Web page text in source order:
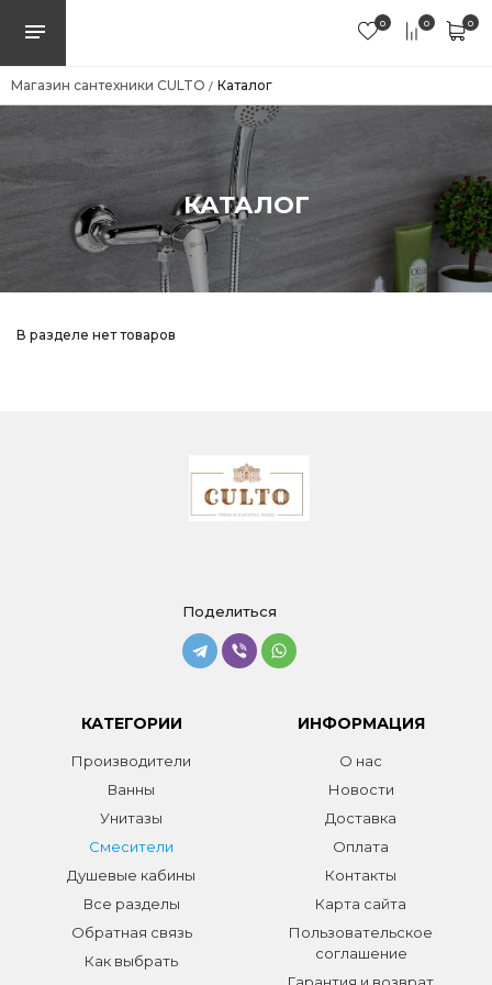
0 0 0
Магазин сантехники CULTO / Каталог
КАТАЛОГ
В разделе нет товаров
Поделиться
КАТЕГОРИИ
Производители
Ванны
Унитазы
Смесители
Душевые кабины
Все разделы
Обратная связь
Как выбрать
ИНФОРМАЦИЯ
О нас
Новости
Доставка
Оплата
Контакты
Карта сайта
Пользовательское
соглашение